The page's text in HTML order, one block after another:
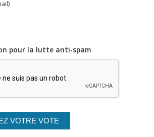
pour la lutte anti-spam